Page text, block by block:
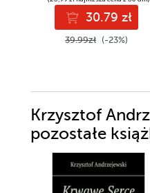
30.79 zł
39.99zł (-23%)
Krzysztof
pozostałe